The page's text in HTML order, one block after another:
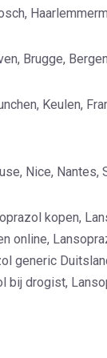
Brugge,
Keulen,
Nice,
kopen,
online,
generic
bij drogist,